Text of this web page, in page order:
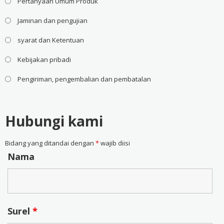
Jaminan dan pengujian
syarat dan Ketentuan
Kebijakan pribadi
Pengiriman, pengembalian dan pembatalan
Hubungi kami
Bidang yang ditandai dengan *wajib diisi
Nama
Surel *